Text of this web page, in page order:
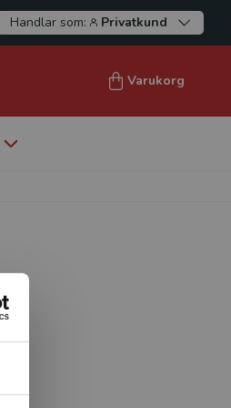
Handlar som: Privatkund
Varukorg